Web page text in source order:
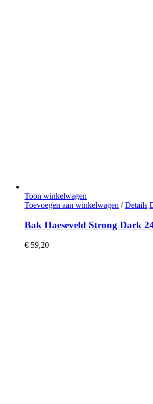
Toon winkelwagen
Toevoegen aan winkelwagen / Details
Bak Haeseveld Strong Dark
€ 59,20